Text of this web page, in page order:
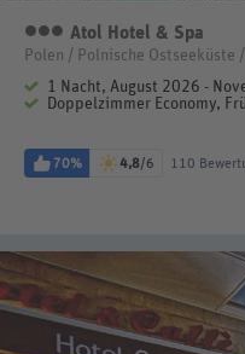
3 Sterne
Atol Hotel & Spa
Polen / Polnische Ostseeküste
1 Nacht, August 2026 -
Doppelzimmer Economy,
70% 4,8/6 110